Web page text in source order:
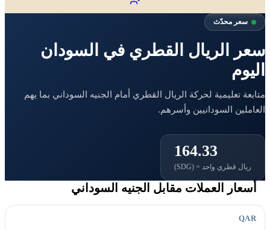
سعر محدّث
سعر الريال القطري في السودان
اليوم
متابعة تعليمية لحركة الريال القطري أمام الجنيه السوداني بما يهم
العاملين السودانيين وأسرهم.
164.33
ريال قطري واحد = (SDG)
أسعار العملات مقابل الجنيه السوداني
QAR